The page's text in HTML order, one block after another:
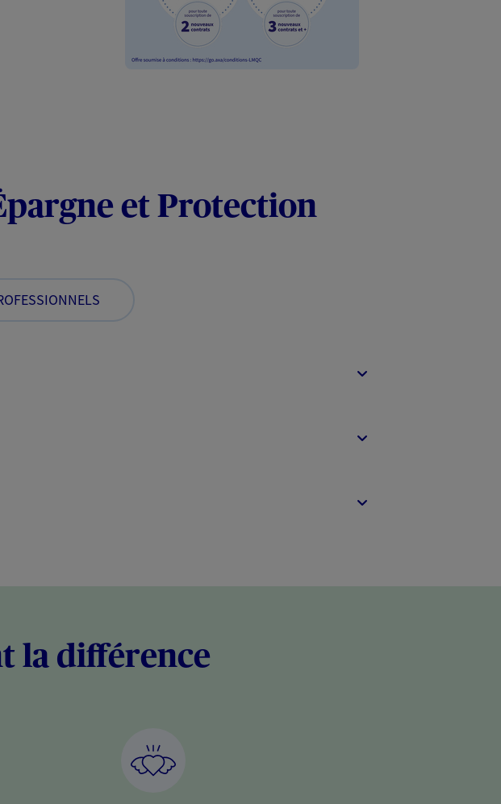
et Protection
la différence